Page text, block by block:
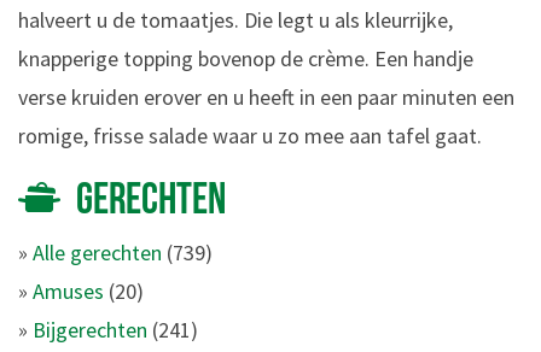
halveert u de tomaatjes. Die legt u als kleurrijke,
knapperige topping bovenop de crème. Een handje
verse kruiden erover en u heeft in een paar minuten een
romige, frisse salade waar u zo mee aan tafel gaat.
GERECHTEN
» Alle gerechten (739)
» Amuses (20)
» Bijgerechten (241)